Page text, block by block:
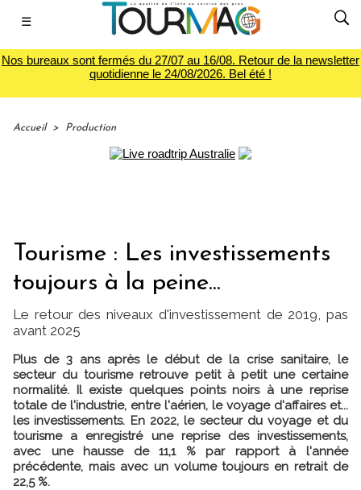
☰
Nos bureaux sont fermés du 27/07 au 16/08. Retour de la newsletter
quotidienne le 24/08/2026. Bel été !
Accueil > Production
Tourisme : Les investissements
toujours à la peine...
Le retour des niveaux d'investissement de 2019, pas
avant 2025
Plus de 3 ans après le début de la crise sanitaire, le
secteur du tourisme retrouve petit à petit une certaine
normalité. Il existe quelques points noirs à une reprise
totale de l'industrie, entre l'aérien, le voyage d'affaires et...
les investissements. En 2022, le secteur du voyage et du
tourisme a enregistré une reprise des investissements,
avec une hausse de 11,1 % par rapport à l'année
précédente, mais avec un volume toujours en retrait de
22,5 %.